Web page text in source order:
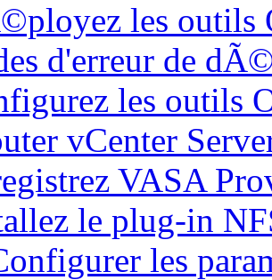
les outils
d'erreur de
les outils
vCenter
VASA
le plug-in
les